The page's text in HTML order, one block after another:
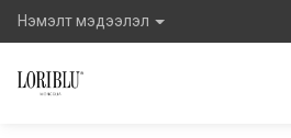
Нэмэлт мэдээлэл